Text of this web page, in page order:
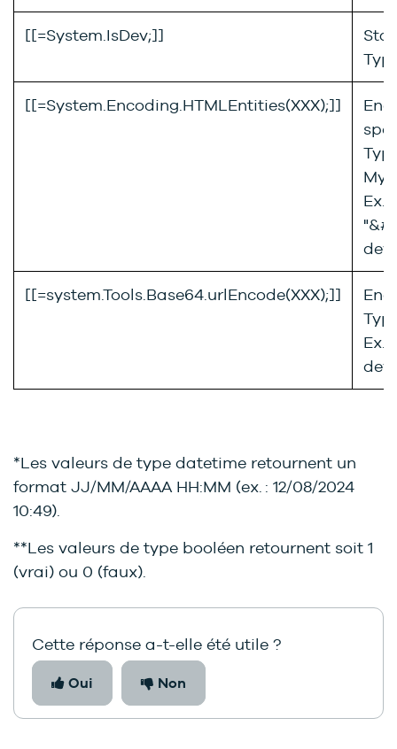
[[=System.IsDev;]]
[[=System.Encoding.HTMLEntities(XXX);]]
My
Ex. :
[[=system.Tools.Base64.urlEncode(XXX);]]
Ex.
*Les valeurs de type datetime retournent un
format JJ/MM/AAAA HH:MM (ex. : 12/08/2024
10:49).
**Les valeurs de type booléen retournent soit 1
(vrai) ou 0 (faux).
Cette réponse a-t-elle été utile ?
Oui Non